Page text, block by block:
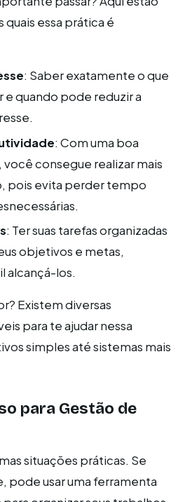
quais essa prática é
: Saber exatamente o que
e quando pode reduzir a
: Com uma boa
consegue realizar mais
pois evita perder tempo
: Ter suas tarefas organizadas
objetivos e metas,
alcançá-los.
Existem diversas
para te ajudar nessa
simples até sistemas mais
para Gestão de
situações práticas. Se
pode usar uma ferramenta